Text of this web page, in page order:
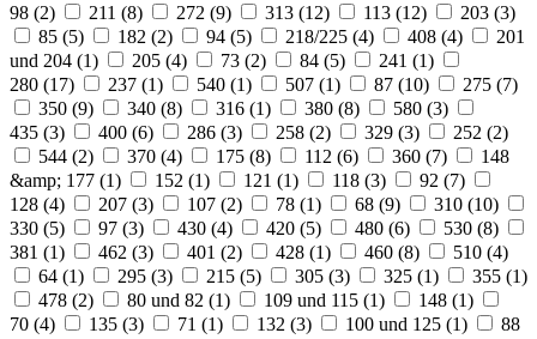
98 (2) 211 (8) 272 (9) 313 (12) 113 (12) 203 (3)
85 (5) 182 (2) 94 (5) 218/225 (4) 408 (4)
201
und 204 (1) 205 (4) 73 (2) 84 (5) 241 (1)
280 (17) 237 (1) 540 (1) 507 (1) 87 (10) 275 (7)
350 (9) 340 (8) 316 (1) 380 (8) 580 (3)
435 (3) 400 (6) 286 (3) 258 (2) 329 (3) 252 (2)
544 (2) 370 (4) 175 (8) 112 (6) 360 (7)
148
&amp; 177 (1) 152 (1) 121 (1) 118 (3) 92 (7)
128 (4) 207 (3) 107 (2) 78 (1) 68 (9) 310 (10)
330 (5) 97 (3) 430 (4) 420 (5) 480 (6) 530 (8)
381 (1) 462 (3) 401 (2) 428 (1) 460 (8) 510 (4)
64 (1) 295 (3) 215 (5) 305 (3) 325 (1) 355 (1)
478 (2) 80 und 82 (1) 109 und 115 (1) 148 (1)
70 (4) 135 (3) 71 (1) 132 (3) 100 und 125 (1)
88